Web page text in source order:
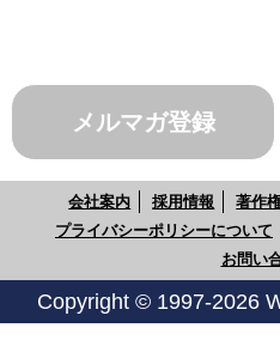
メルマガ登録
会社案内 採用情報 著作
プライバシーポリシーについて
お問い
Copyright © 1997-2026